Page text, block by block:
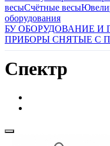
весыСчётные весы
оборудования
БУ ОБОРУДОВАНИЕ И
ПРИБОРЫ СНЯТЫЕ С
Спектр